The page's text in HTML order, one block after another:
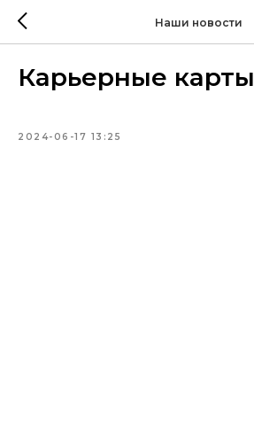
Наши новости
Карьерные карты
2024-06-17 13:25